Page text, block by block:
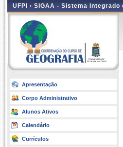
UFPI › SIGAA - Sistema
Apresentação
Corpo Administrativo
Alunos Ativos
Calendário
Currículos